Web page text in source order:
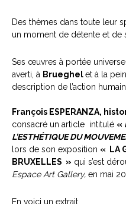
Des thèmes dans toute leur
un moment de détente et de
Ses œuvres à portée
averti, à Brueghelet à la
description de l’action
François ESPERANZA,
consacré un article intitulé «
L’ESTHÉTIQUE DU
lors de son exposition « LA
BRUXELLES » qui s’est
Espace Art Gallery, en mai
En voici un extrait.